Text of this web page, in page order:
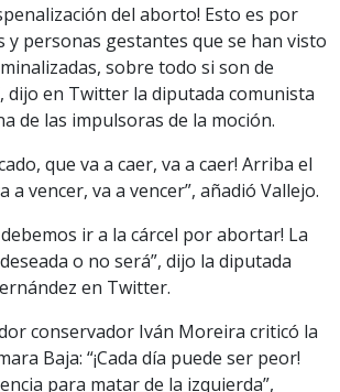
del aborto! Esto es por
y personas gestantes que se han visto
sobre todo si son de
dijo en Twitter la diputada comunista
de las impulsoras de la moción.
que va a caer, va a caer! Arriba el
a vencer, va a vencer”, añadió Vallejo.
debemos ir a la cárcel por abortar! La
o no será”, dijo la diputada
en Twitter.
conservador Iván Moreira criticó la
Baja: “¡Cada día puede ser peor!
para matar de la izquierda”,